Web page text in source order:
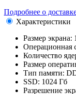
Подробнее о
Характеристики
Размер экрана:
Операционная
Количество
Размер
Тип памяти:
SSD: 1024 Гб
Разрешение